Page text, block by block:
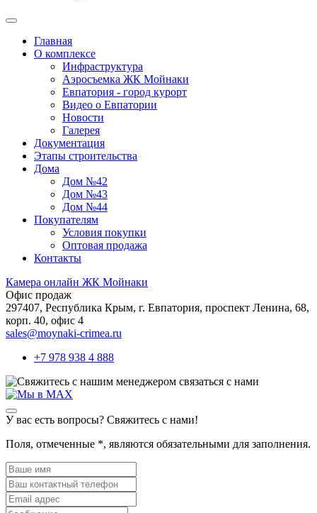
Главная
О комплексе
Инфраструктура
Аэросъемка ЖК Мойнаки
Евпатория - город курорт
Видео о Евпатории
Новости
Галерея
Документация
Этапы строительства
Дома
Дом №42
Дом №43
Дом №44
Покупателям
Условия покупки
Оптовая продажа
Контакты
Камера онлайн ЖК Мойнаки
Офис продаж
297407, Республика Крым, г. Евпатория, проспект Ленина, 68,
корп. 40, офис 4
sales@moynaki-crimea.ru
+7 978 938 4 888
связаться с нами
У вас есть вопросы? Свяжитесь с нами!
Поля, отмеченные *, являются обязательными для заполнения.